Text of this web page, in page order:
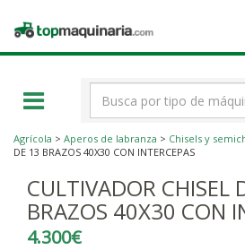
Topmaquinaria.com
Agrícola > Aperos de labranza > Chisels y
DE 13 BRAZOS 40X30 CON INTERCEPAS
CULTIVADOR CHISEL
BRAZOS 40X30 CON
4.300€